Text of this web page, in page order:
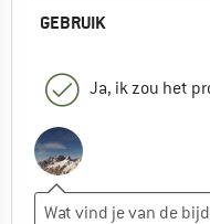
GEBRUIK
Ja, ik zou het